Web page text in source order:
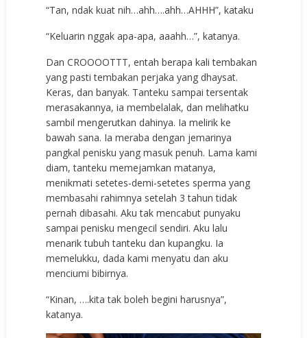
“Tan, ndak kuat nih…ahh….ahh…AHHH”, kataku
“Keluarin nggak apa-apa, aaahh…”, katanya.
Dan CROOOOTTT, entah berapa kali tembakan
yang pasti tembakan perjaka yang dhaysat.
Keras, dan banyak. Tanteku sampai tersentak
merasakannya, ia membelalak, dan melihatku
sambil mengerutkan dahinya. Ia melirik ke
bawah sana. Ia meraba dengan jemarinya
pangkal penisku yang masuk penuh. Lama kami
diam, tanteku memejamkan matanya,
menikmati setetes-demi-setetes sperma yang
membasahi rahimnya setelah 3 tahun tidak
pernah dibasahi. Aku tak mencabut punyaku
sampai penisku mengecil sendiri. Aku lalu
menarik tubuh tanteku dan kupangku. Ia
memelukku, dada kami menyatu dan aku
menciumi bibirnya.
“Kinan, ….kita tak boleh begini harusnya”,
katanya.